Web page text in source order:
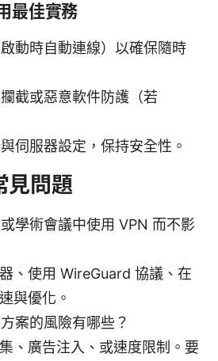
最佳實務
動時自動連線）以確保隨時
截或惡意軟件防護（若
伺服器設定，保持安全性。
見問題
學術會議中使用 VPN 而不影
、使用 WireGuard 協議、在
與優化。
案的風險有哪些？
、廣告注入、或速度限制。要